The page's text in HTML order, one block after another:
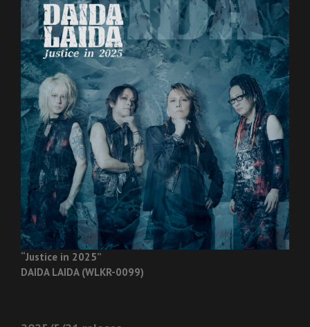
“Justice in 2025”
DAIDA LAIDA (WLKR-0099)